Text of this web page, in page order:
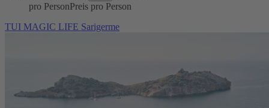
pro PersonPreis pro Person
TUI MAGIC LIFE Sarigerme